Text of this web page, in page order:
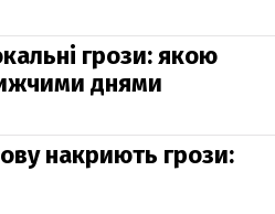
грози: якою
днями
накриють грози: